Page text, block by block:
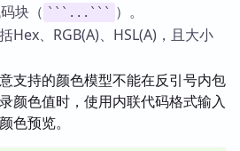
块（ ```...```
）。
Hex、RGB(A)、HSL(A)，且大小
支持的颜色模型不能在反引号内包
颜色值时，使用内联代码格式输入
色预览。